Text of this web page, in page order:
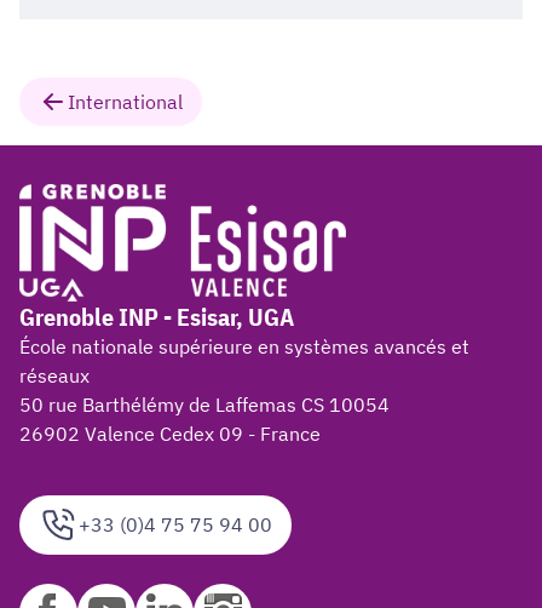
International
+33 (0)4 75 75 94 00
Grenoble INP - Esisar, UGA
École nationale supérieure en systèmes avancés et
réseaux
50 rue Barthélémy de Laffemas CS 10054
26902 Valence Cedex 09 - France